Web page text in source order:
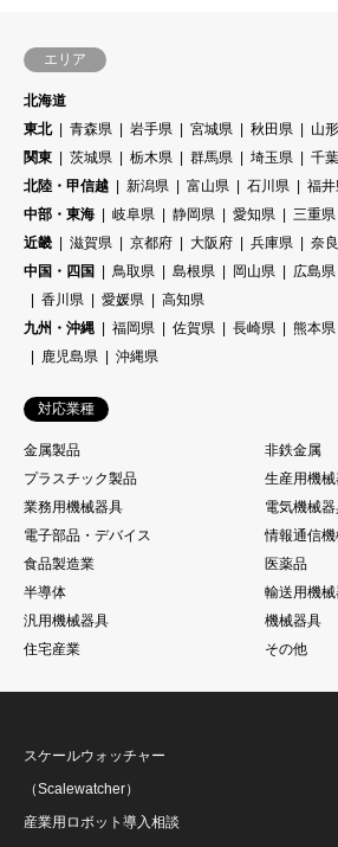
エリア
北海道
東北
青森県 岩手県 宮城県 秋田県 山
関東
茨城県 栃木県 群馬県 埼玉県 千
北陸・甲信越
新潟県 富山県 石川県 福
中部・東海
岐阜県 静岡県 愛知県
三重県
近畿
滋賀県 京都府 大阪府 兵庫県 奈
中国・四国
鳥取県 島根県 岡山県 広島県
香川県
愛媛県
高知県
九州・沖縄
福岡県 佐賀県 長崎県 熊本県
鹿児島県
沖縄県
対応業種
金属製品
非鉄金属
プラスチック製品
生産用機
業務用機械器具
電気機械
電子部品・デバイス
情報通信
食品製造業
医薬品
半導体
輸送用機
汎用機械器具
機械器具
住宅産業
その他
スケールウォッチャー
（Scalewatcher）
産業用ロボット導入相談